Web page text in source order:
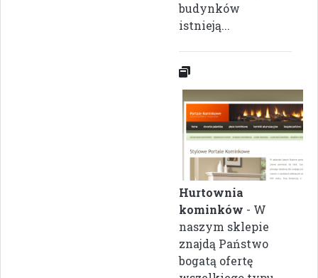
budynków
istnieją...
Hurtownia
kominków - W
naszym sklepie
znajdą Państwo
bogatą ofertę